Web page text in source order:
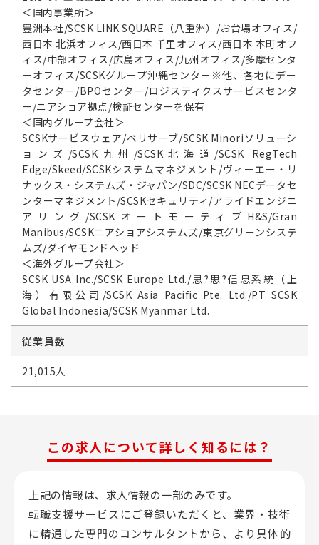
＜国内事業所＞
豊洲本社/SCSK LINK SQUARE（八重洲）/お台場オフィス/
西日本 北浜オフィス/西日本 千里オフィス/西日本 本町オフ
ィス/中部オフィス/広島オフィス/九州オフィス/多摩センタ
ーオフィス/SCSKグループ沖縄センター※他、各地にデー
タセンター/BPOセンター/ロジスティクスサービスセンタ
ー/ニアショア拠点/検証センターを保有
＜国内グループ会社＞
SCSKサービスウェア/ベリサーブ/SCSK Minoriソリューシ
ョンズ/SCSK九州/SCSK北海道/SCSK RegTech
Edge/Skeed/SCSKシステムマネジメント/ヴィーエー・リ
ナックス・システムズ・ジャパン/SDC/SCSK NECデータセ
ンターマネジメント/SCSKセキュリティ/アライドエンジニ
アリング/SCSKオートモーティブH&S/Gran
Manibus/SCSKニアショアシステムズ/東京グリーンシステ
ムズ/ダイヤモンドヘッド
＜海外グループ会社＞
SCSK USA Inc./SCSK Europe Ltd./思?思?信息系統（上
海）有限公司/SCSK Asia Pacific Pte. Ltd./PT SCSK
Global Indonesia/SCSK Myanmar Ltd.
従業員数
21,015人
この求人について詳しく知るには？
上記の情報は、求人情報の一部のみです。
転職支援サービスにご登録いただくと、業界・技術
に精通した専門のコンサルタントから、 より具体的